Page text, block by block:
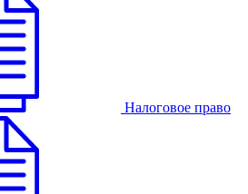
Налоговое право